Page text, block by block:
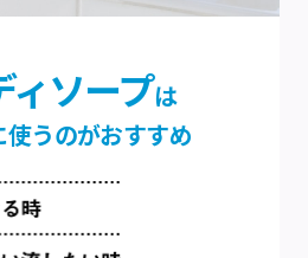
ィソープは
使うのがおすすめ